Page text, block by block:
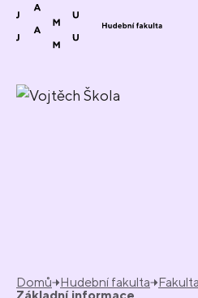
Přeskočit na obsah
Domů Hudební fakulta Fakulta